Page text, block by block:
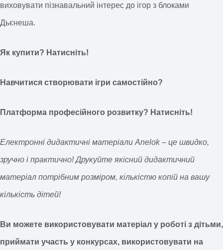
виховувати пізнавальний інтерес до ігор з блоками
Дьєнеша.
Як купити? Натисніть!
Навчитися створювати ігри самостійно?
Платформа професійного розвитку? Натисніть!
Електронні дидактичні матеріали Anelok – це швидко,
зручно і практично! Друкуйте якісний дидактичний
матеріал потрібним розміром, кількістю копій на вашу
кількість дітей!
Ви можете використовувати матеріал у роботі з дітьми,
приймати участь у конкурсах, використовувати на